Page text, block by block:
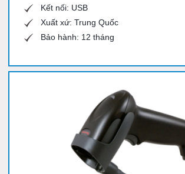
Kết nối: USB
Xuất xứ: Trung Quốc
Bảo hành: 12 tháng